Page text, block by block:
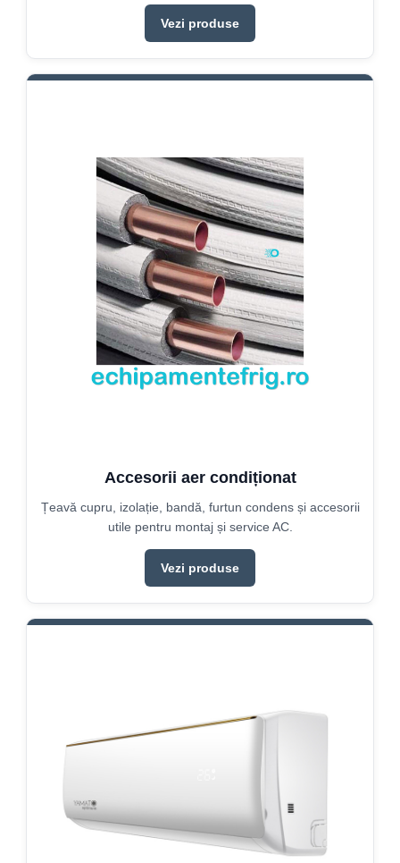
Vezi produse
Accesorii aer condiționat
Țeavă cupru, izolație, bandă, furtun condens și accesorii
utile pentru montaj și service AC.
Vezi produse